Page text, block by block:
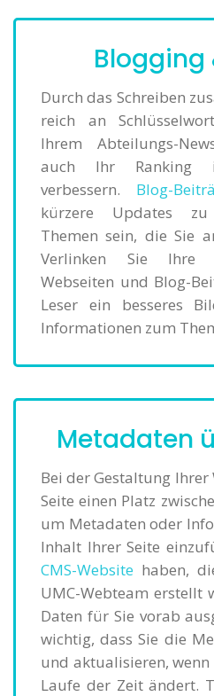
Blogging
Durch das Schreiben
reich an
Ihrem Abteilungs-
auch Ihr Ranking
verbessern. Blog-
kürzere Updates zu
Themen sein, die Sie
Verlinken Sie Ihre
Webseiten und Blog-
Leser ein besseres
Informationen zum
Metadaten
Bei der Gestaltung
Seite einen Platz
um Metadaten oder
Inhalt Ihrer Seite
CMS-Website haben,
UMC-Webteam erstellt
Daten für Sie vorab
wichtig, dass Sie die
und aktualisieren,
Laufe der Zeit ändert.